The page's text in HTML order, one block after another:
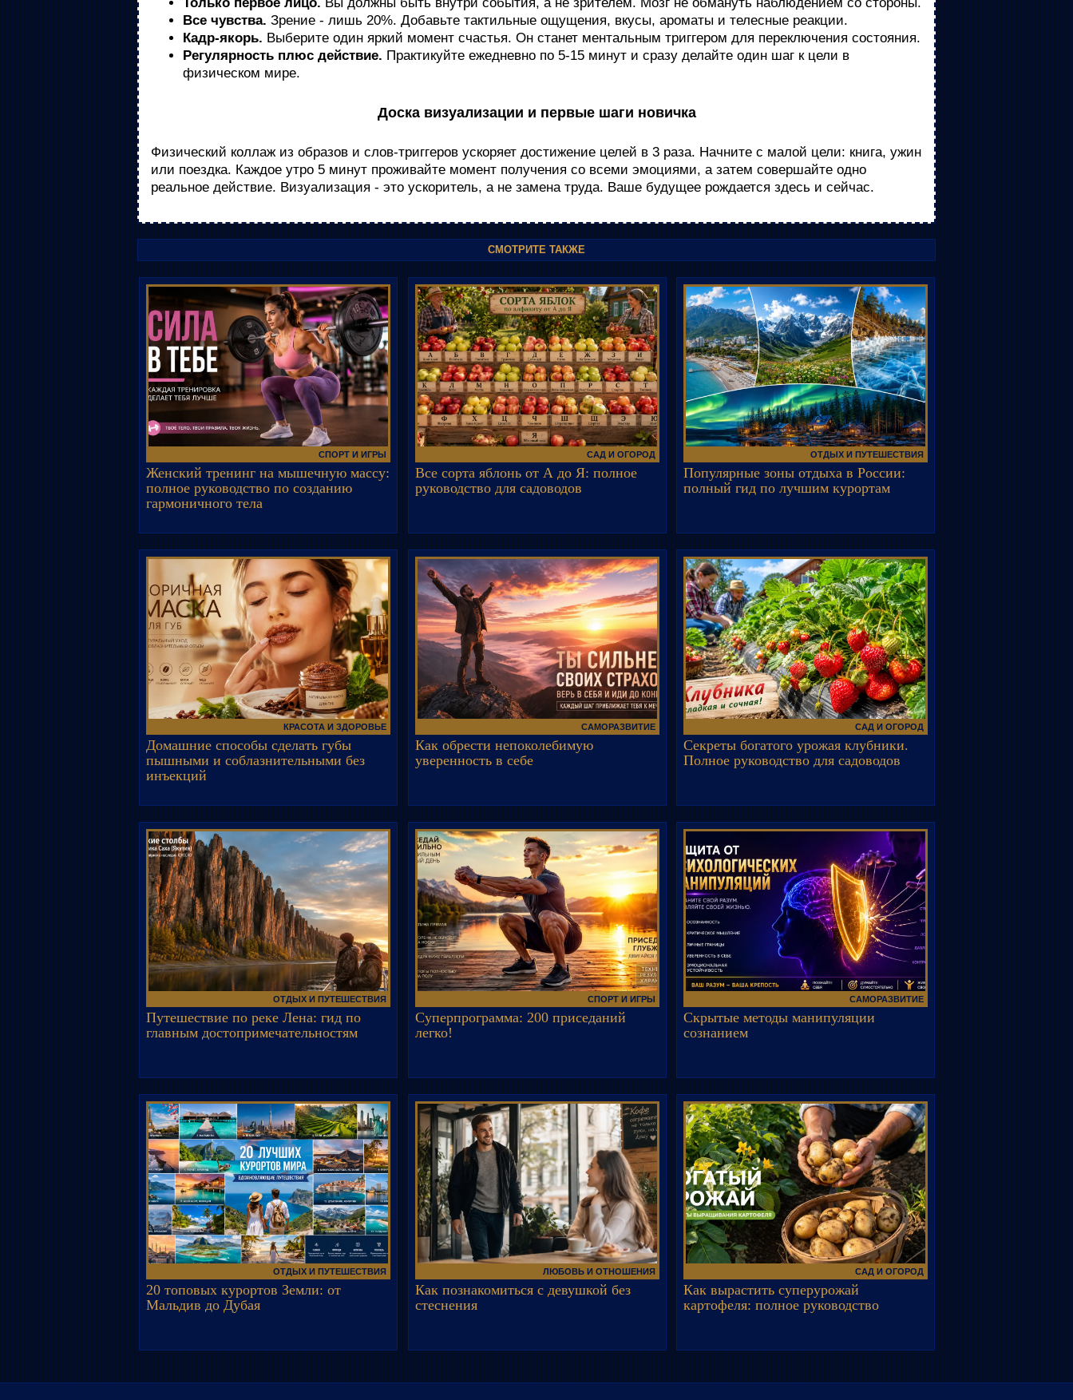
Все чувства. Зрение - лишь 20%. Добавьте тактильные ощущения, вкусы, ароматы и телесные реакции.
Кадр-якорь. Выберите один яркий момент счастья. Он станет ментальным триггером для переключения состояния.
Регулярность плюс действие. Практикуйте ежедневно по 5-15 минут и сразу делайте один шаг к цели в
физическом мире.
Доска визуализации и первые шаги новичка
Физический коллаж из образов и слов-триггеров ускоряет достижение целей в 3 раза. Начните с малой цели: книга, ужин
или поездка. Каждое утро 5 минут проживайте момент получения со всеми эмоциями, а затем совершайте одно
реальное действие. Визуализация - это ускоритель, а не замена труда. Ваше будущее рождается здесь и сейчас.
СМОТРИТЕ ТАКЖЕ
СПОРТ И ИГРЫ
Женский тренинг на мышечную массу:
полное руководство по созданию
гармоничного тела
САД И ОГОРОД
Все сорта яблонь от А до Я: полное
руководство для садоводов
ОТДЫХ И ПУТЕШЕСТВИЯ
Популярные зоны отдыха в России:
полный гид по лучшим курортам
КРАСОТА И ЗДОРОВЬЕ
Домашние способы сделать губы
пышными и соблазнительными без
инъекций
САМОРАЗВИТИЕ
Как обрести непоколебимую
уверенность в себе
САД И ОГОРОД
Секреты богатого урожая клубники.
Полное руководство для садоводов
ОТДЫХ И ПУТЕШЕСТВИЯ
Путешествие по реке Лена: гид по
главным достопримечательностям
СПОРТ И ИГРЫ
Суперпрограмма: 200 приседаний
легко!
САМОРАЗВИТИЕ
Скрытые методы манипуляции
сознанием
ОТДЫХ И ПУТЕШЕСТВИЯ
20 топовых курортов Земли: от
Мальдив до Дубая
ЛЮБОВЬ И ОТНОШЕНИЯ
Как познакомиться с девушкой без
стеснения
САД И ОГОРОД
Как вырастить суперурожай
картофеля: полное руководство